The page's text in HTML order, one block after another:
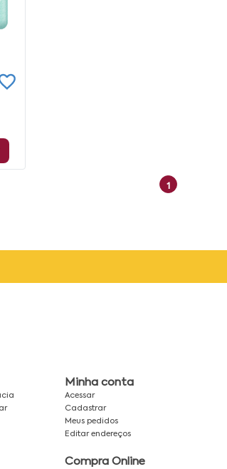
1
Minha conta
Acessar
Cadastrar
Meus pedidos
Editar endereços
Compra Online